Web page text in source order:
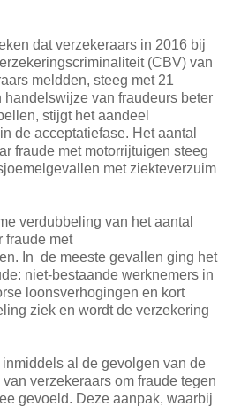
dat verzekeraars in 2016 bij
(CBV) van
meldden, steeg met 21
handelswijze van fraudeurs beter
stijgt het aandeel
de acceptatiefase. Het aantal
fraude met motorrijtuigen steeg
met ziekteverzuim
verdubbeling van het aantal
fraude met
In de meeste gevallen ging het
niet-bestaande werknemers in
loonsverhogingen en kort
ziek en wordt de verzekering
al de gevolgen van de
verzekeraars om fraude tegen
gevoeld. Deze aanpak, waarbij